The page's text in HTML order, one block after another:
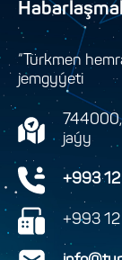
“Türkmen
jemgyýeti
jaýy
+993
+993